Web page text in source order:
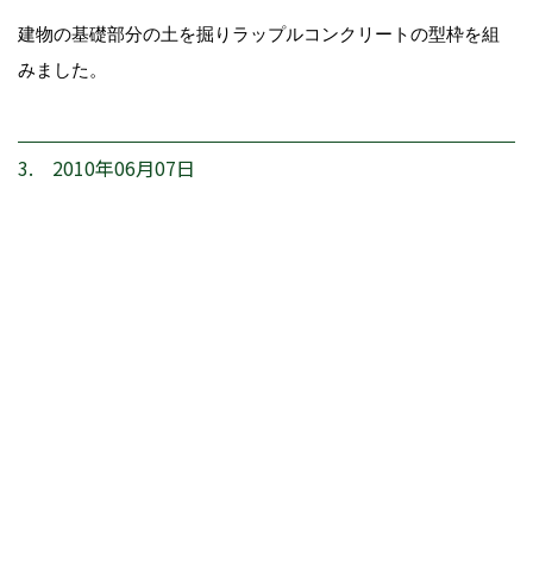
建物の基礎部分の土を掘りラップルコンクリートの型枠を組
みました。
3. 2010年06月07日